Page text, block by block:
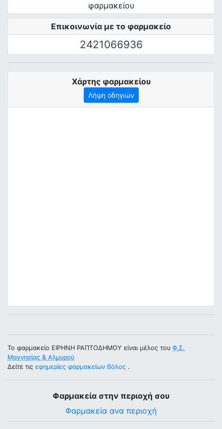
Επικοινωνία με το φαρμακείο
2421066936
φαρμακείου
Χάρτης φαρμακείου
Λήψη οδηγιών
Το φαρμακείο ΕΙΡΗΝΗ ΡΑΠΤΟΔΗΜΟΥ είναι μέλος του Φ.Σ.
Μαγνησίας & Αλμυρού
Δείτε τις εφημερίες φαρμακείων Βόλος .
Φαρμακεία στην περιοχή σου
Φαρμακεία ανα περιοχή